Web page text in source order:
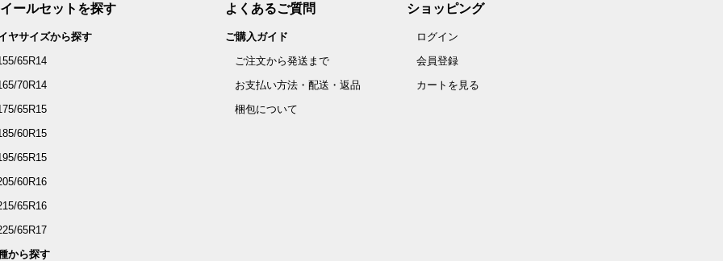
ールセットを探す
ヤサイズから探す
65R14
70R14
65R15
60R15
65R15
60R16
65R16
65R17
から探す
よくあるご質問
ご購入ガイド
ご注文から発送まで
お支払い方法・配送・返品
梱包について
ショッピング
ログイン
会員登録
カートを見る